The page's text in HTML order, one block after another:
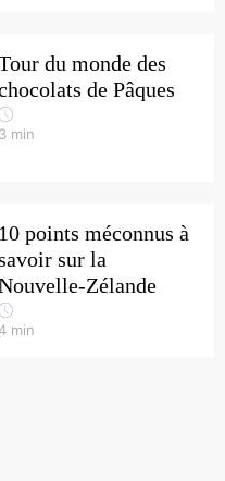
du monde des
de Pâques
3 min
10 points méconnus à
sur la
Zélande
4 min